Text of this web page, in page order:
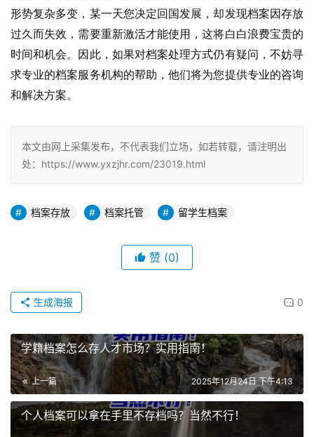
形势复杂多变，某一天您决定回国发展，却发现档案因存放
过久而失效，需要重新激活才能使用，这将白白浪费宝贵的
时间和机会。因此，如果对档案处理方式仍有疑问，不妨寻
求专业的档案服务机构的帮助，他们将为您提供专业的咨询
和解决方案。
本文由网上采集发布，不代表我们立场，如若转载，请注明出
处：https://www.yxzjhr.com/23019.html
档案存放 档案托管 留学生档案
赞 (0)
0
生成海报
学籍档案怎么存人才市场？实用指南！
上一篇 2025年12月24日 下午4:13
个人档案可以拿在手里不存档吗？当然不行！